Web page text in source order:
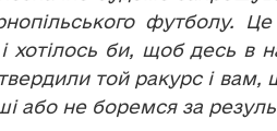
футболу.
хотілось би, щоб десь в
той ракурс і
або не боремся за